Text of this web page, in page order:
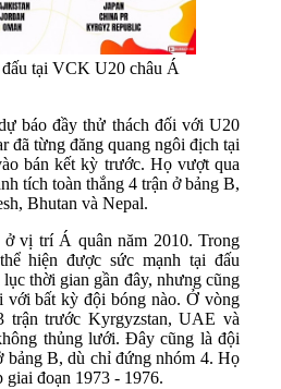
tại VCK U20 châu Á
báo đầy thử thách đối với U20
đã từng đăng quang ngôi địch tại
bán kết kỳ trước. Họ vượt qua
tích toàn thắng 4 trận ở bảng B,
Bhutan và Nepal.
ở vị trí Á quân năm 2010. Trong
hiện được sức mạnh tại đấu
lục thời gian gần đây, nhưng cũng
với bất kỳ đội bóng nào. Ở vòng
trận trước Kyrgyzstan, UAE và
thủng lưới. Đây cũng là đội
bảng B, dù chỉ đứng nhóm 4. Họ
giai đoạn 1973 - 1976.